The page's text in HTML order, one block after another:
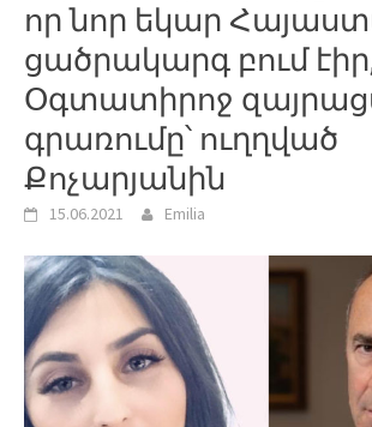
որ նոր եկար
ցածրակարգ բում
Օգտատիրոջ
գրառումը՝ ուղղված
Քոչարյանին
15.06.2021 Emilia